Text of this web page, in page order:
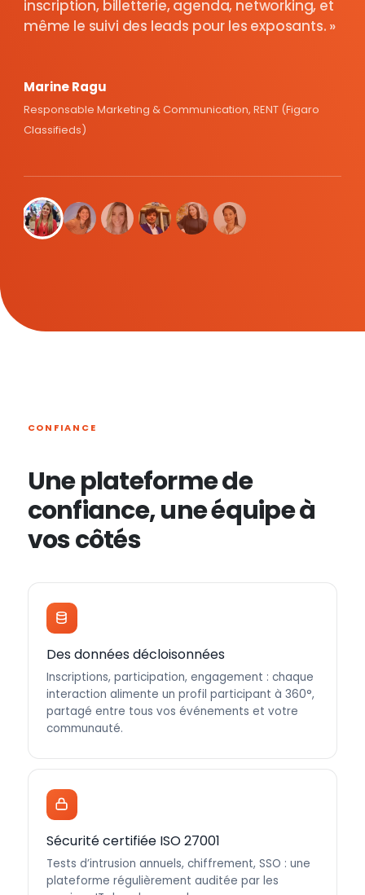
inscription, billetterie, agenda, networking, et
même le suivi des leads pour les exposants.
Marine Ragu
Responsable Marketing & Communication, RENT (Figaro
Classifieds)
CONFIANCE
Une plateforme de
confiance, une équipe à
vos côtés
Des données décloisonnées
Inscriptions, participation, engagement : chaque
interaction alimente un profil participant à 360°,
partagé entre tous vos événements et votre
communauté.
Sécurité certifiée ISO 27001
Tests d’intrusion annuels, chiffrement, SSO : une
plateforme régulièrement auditée par les